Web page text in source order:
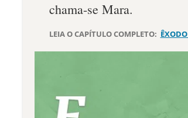
chama-se Mara.
LEIA O CAPÍTULO COMPLETO: